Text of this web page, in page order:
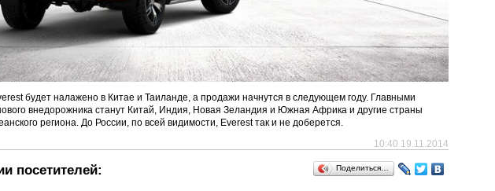
будет налажено в Китае и Таиланде, а продажи начнутся в следующем году. Главными
внедорожника станут Китай, Индия, Новая Зеландия и Южная Африка и другие страны
региона. До России, по всей видимости, Everest так и не доберется.
10:40 19.11.2014
Поделиться…
посетителей: